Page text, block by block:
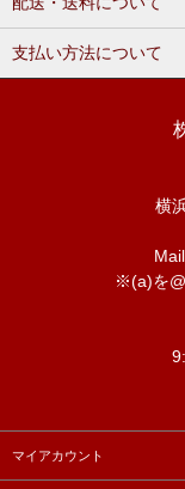
支払い方法について
横
※(a)を@
マイアカウント